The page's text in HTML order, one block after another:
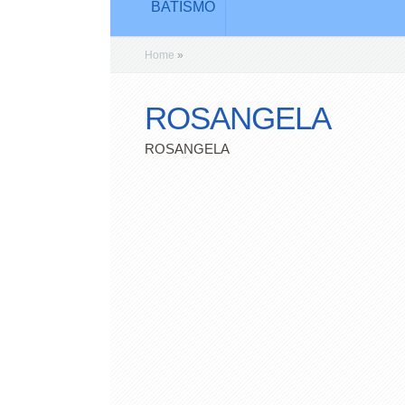
BATISMO
Home »
ROSANGELA
ROSANGELA